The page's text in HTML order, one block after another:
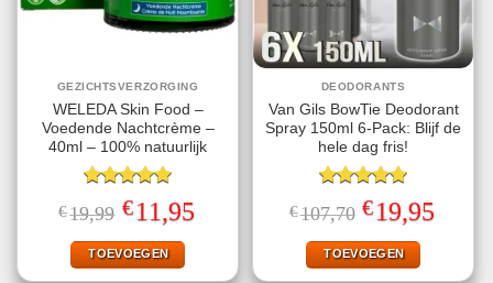
GEZICHTSVERZORGING
WELEDA Skin Food –
Voedende Nachtcrème –
40ml – 100% natuurlijk
Gewaardeerd
5.00uit 5
€19,99 Oorspronkelijke
prijs
was:
€19,99.
€11,95prijs
TOEVOEGEN
DEODORANTS
Van Gils BowTie Deodorant
Spray 150ml 6-Pack: Blijf de
hele dag fris!
Gewaardeerd
5.00uit 5
€107,70 Oorspronkelijke
prijs
was:
€107,70.
€19,95
TOEVOEGEN